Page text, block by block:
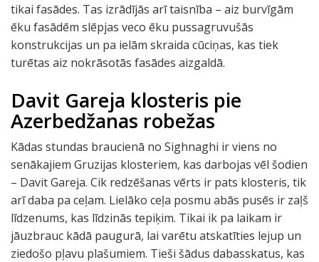
tikai fasādes. Tas izrādījās arī taisnība – aiz burvīgām
ēku fasādēm slēpjas veco ēku pussagruvušās
konstrukcijas un pa ielām skraida cūciņas, kas tiek
turētas aiz nokrāsotās fasādes aizgaldā.
Davit Gareja klosteris pie
Azerbedžanas robežas
Kādas stundas braucienā no Sighnaghi ir viens no
senākajiem Gruzijas klosteriem, kas darbojas vēl šodien
– Davit Gareja. Cik redzēšanas vērts ir pats klosteris, tik
arī daba pa ceļam. Lielāko ceļa posmu abās pusēs ir zaļš
līdzenums, kas līdzinās tepiķim. Tikai ik pa laikam ir
jāuzbrauc kādā paugurā, lai varētu atskatīties lejup un
ziedošo pļavu plašumiem. Tieši šādus dabasskatus, kas